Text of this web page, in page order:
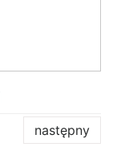
następny